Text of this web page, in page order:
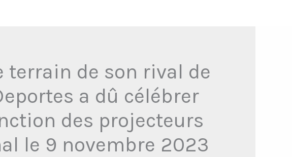
terrain de son rival de
a dû célébrer
des projecteurs
le 9 novembre 2023